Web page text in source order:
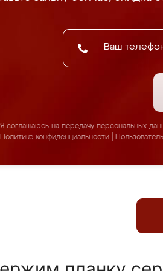
Я соглашаюсь на передачу персональных
Политике конфиденциальности